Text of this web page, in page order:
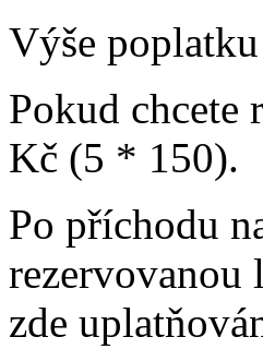
Výše
Pokud chcete
Kč (5 * 150).
Po příchodu
rezervovanou
zde